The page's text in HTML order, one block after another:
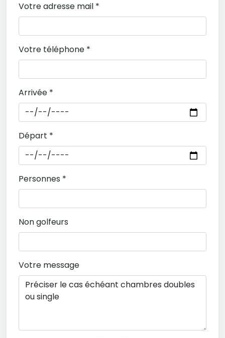
Votre adresse mail *
Votre téléphone *
Arrivée *
Départ *
Personnes *
Non golfeurs
Votre message